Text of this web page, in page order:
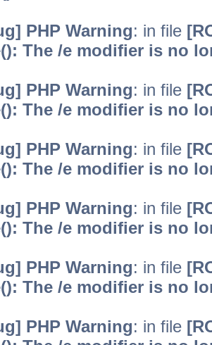
PHP Warning: in file
The /e modifier is no
PHP Warning: in file
The /e modifier is no
PHP Warning: in file
The /e modifier is no
PHP Warning: in file
The /e modifier is no
PHP Warning: in file
The /e modifier is no
PHP Warning: in file